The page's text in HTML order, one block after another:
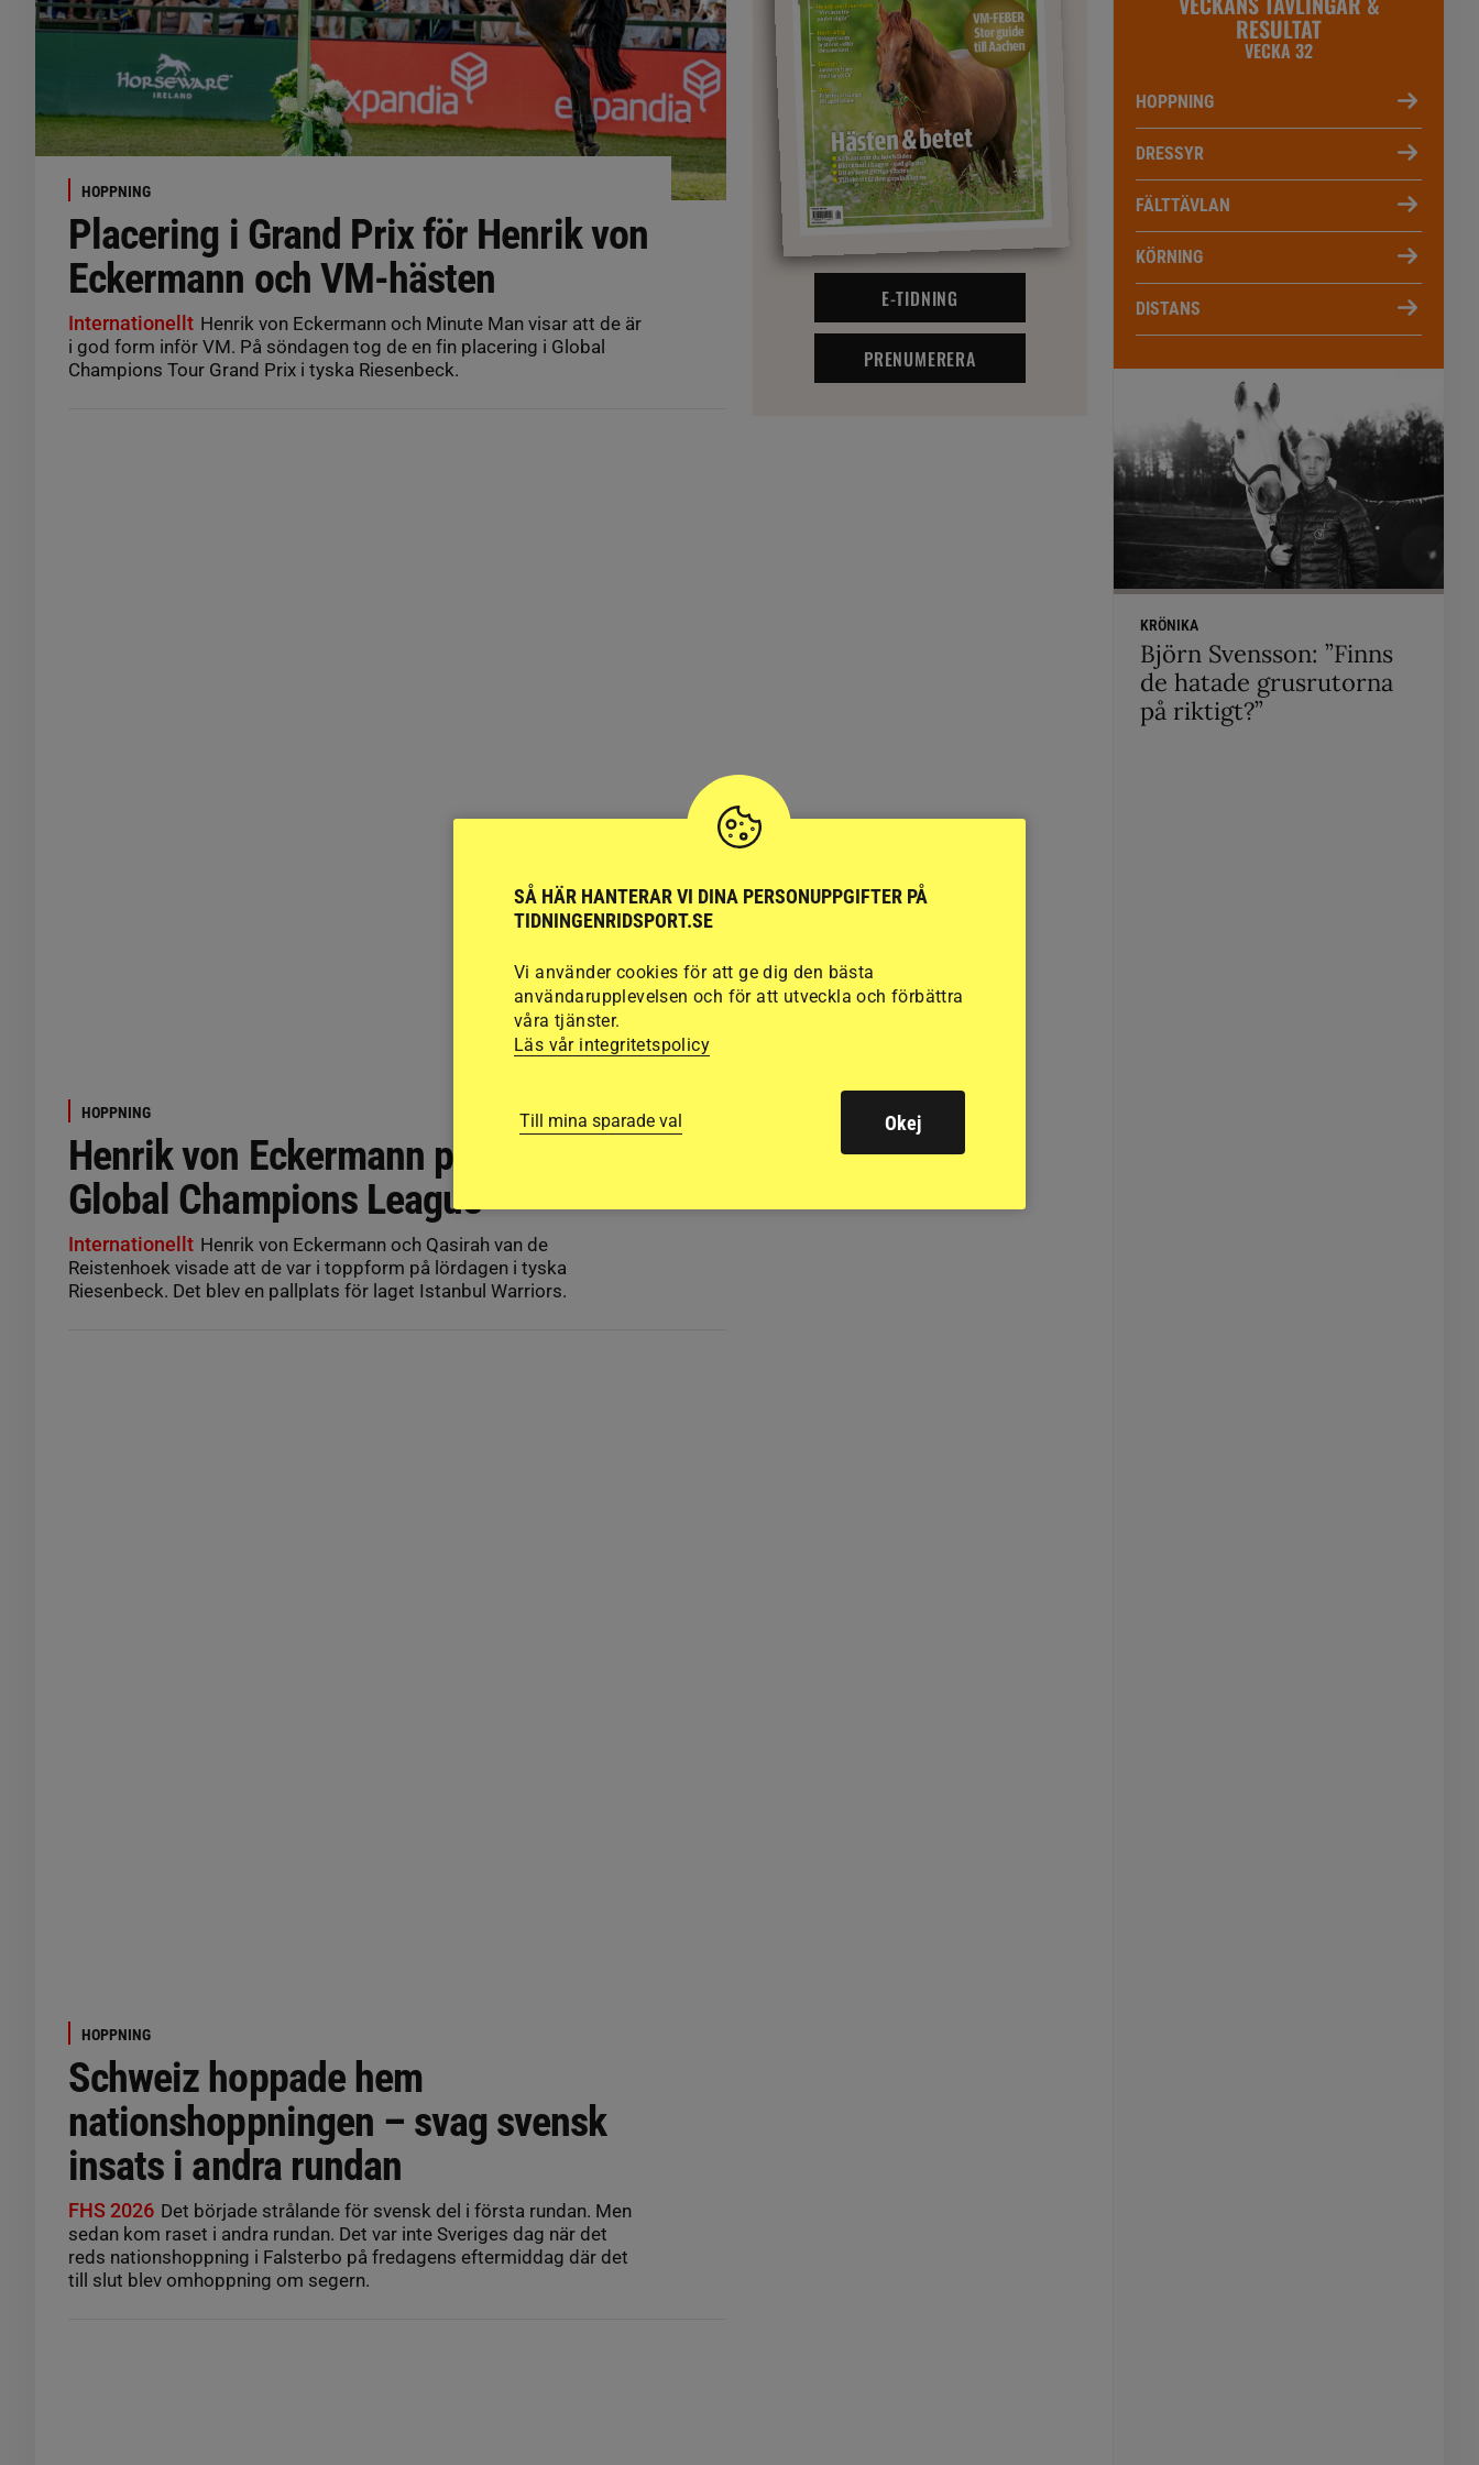
HOPPNING
Placering i Grand Prix för Henrik von
Eckermann och VM-hästen
Internationellt Henrik von Eckermann och Minute Man visar att de är
i god form inför VM. På söndagen tog de en fin placering i Global
Champions Tour Grand Prix i tyska Riesenbeck.
HOPPNING
Henrik von Eckermann på pallen i
Global Champions League
Internationellt Henrik von Eckermann och Qasirah van de
Reistenhoek visade att de var i toppform på lördagen i tyska
Riesenbeck. Det blev en pallplats för laget Istanbul Warriors.
HOPPNING
Schweiz hoppade hem
nationshoppningen – svag svensk
insats i andra rundan
FHS 2026 Det började strålande för svensk del i första rundan. Men
sedan kom raset i andra rundan. Det var inte Sveriges dag när det
reds nationshoppning i Falsterbo på fredagens eftermiddag där det
till slut blev omhoppning om segern.
E-TIDNING
PRENUMERERA
RESULTAT
VECKA 32
HOPPNING
DRESSYR
FÄLTTÄVLAN
KÖRNING
DISTANS
KRÖNIKA
Björn Svensson: ”Finns
de hatade grusrutorna
på riktigt?”
SÅ HÄR HANTERAR VI DINA PERSONUPPGIFTER PÅ
TIDNINGENRIDSPORT.SE
Vi använder cookies för att ge dig den bästa
användarupplevelsen och för att utveckla och förbättra
våra tjänster.
Läs vår integritetspolicy
Till mina sparade val Okej